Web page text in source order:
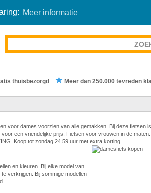
Meer informatie
thuisbezorgd Meer dan 250.000 tevreden
voor dames voorzien van alle gemakken. Bij deze fietsen
een vriendelijke prijs. Fietsen voor vrouwen in de maten:
Koop tot zondag 24.59 uur met extra korting.
en kleuren. Bij elke model van
verkrijgen. Bij sommige modellen